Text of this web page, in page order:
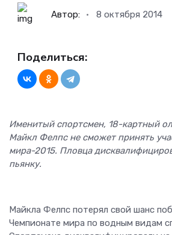
Автор: 8 октября 2014
Поделиться:
Именитый спортсмен, 18-картный
Майкл Фелпс не сможет принять
мира-2015. Пловца
пьянку.
Майкла Фелпс потерял свой шанс
Чемпионате мира по водным видам